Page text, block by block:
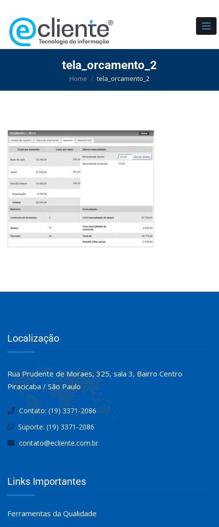
tela_orcamento_2
Home tela_orcamento_2
Localização
Rua Prudente de Moraes, 325, sala 3, Bairro Centro
Piracicaba / São Paulo
Contato: (19) 3371-2086
Suporte: (19) 3371-2086
contato@ecliente.com.br
Links Importantes
Ferramentas da Qualidade